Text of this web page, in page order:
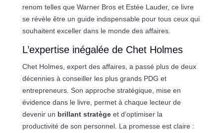
renom telles que Warner Bros et Estée Lauder, ce livre
se révèle être un guide indispensable pour tous ceux qui
souhaitent exceller dans le monde des affaires.
L’expertise inégalée de Chet Holmes
Chet Holmes, expert des affaires, a passé plus de deux
décennies à conseiller les plus grands PDG et
entrepreneurs. Son approche stratégique, mise en
évidence dans le livre, permet à chaque lecteur de
devenir un brillant stratègeet d’optimiser la
productivité de son personnel. La promesse est claire :